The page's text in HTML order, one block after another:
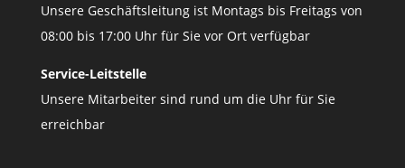
Unsere Geschäftsleitung ist Montags bis Freitags von
08:00 bis 17:00 Uhr für Sie vor Ort verfügbar
Service-Leitstelle
Unsere Mitarbeiter sind rund um die Uhr für Sie
erreichbar